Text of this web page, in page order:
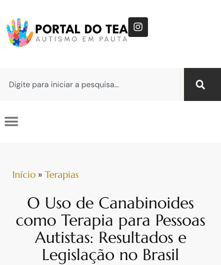
Início » Terapias
O Uso de Canabinoides
como Terapia para Pessoas
Autistas: Resultados e
Legislação no Brasil